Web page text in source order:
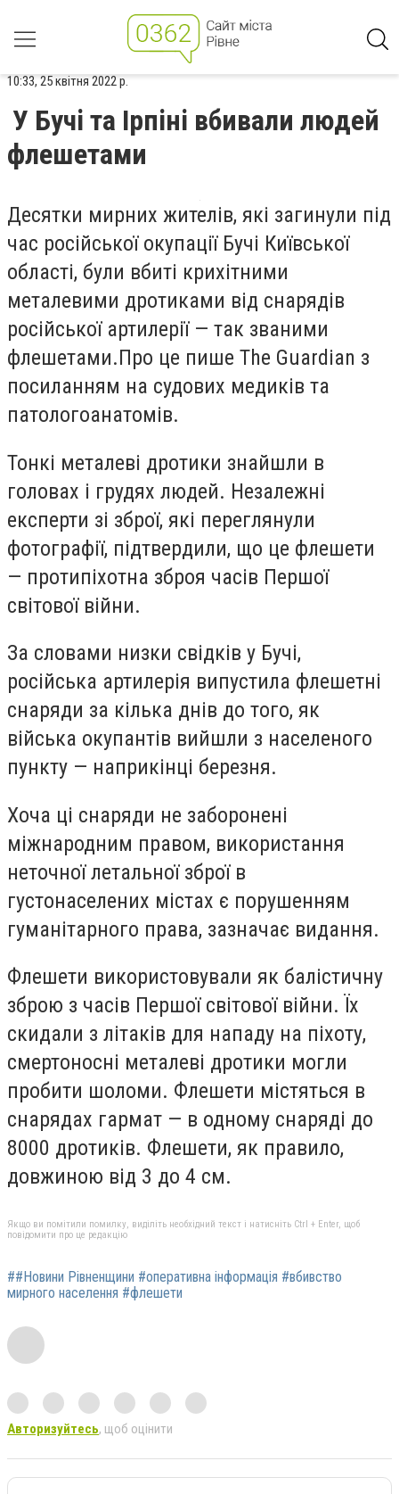
10:33, 25 квітня 2022 р.
У Бучі та Ірпіні вбивали людей
флешетами
Десятки мирних жителів, які загинули під
час російської окупації Бучі Київської
області, були вбиті крихітними
металевими дротиками від снарядів
російської артилерії — так званими
флешетами.Про це пише The Guardian з
посиланням на судових медиків та
патологоанатомів.
Тонкі металеві дротики знайшли в
головах і грудях людей. Незалежні
експерти зі зброї, які переглянули
фотографії, підтвердили, що це флешети
— протипіхотна зброя часів Першої
світової війни.
За словами низки свідків у Бучі,
російська артилерія випустила флешетні
снаряди за кілька днів до того, як
війська окупантів вийшли з населеного
пункту — наприкінці березня.
Хоча ці снаряди не заборонені
міжнародним правом, використання
неточної летальної зброї в
густонаселених містах є порушенням
гуманітарного права, зазначає видання.
Флешети використовували як балістичну
зброю з часів Першої світової війни. Їх
скидали з літаків для нападу на піхоту,
смертоносні металеві дротики могли
пробити шоломи. Флешети містяться в
снарядах гармат — в одному снаряді до
8000 дротиків. Флешети, як правило,
довжиною від 3 до 4 см.
Якщо ви помітили помилку, виділіть необхідний текст і натисніть Ctrl + Enter, щоб
повідомити про це редакцію
##Новини Рівненщини #оперативна інформація #вбивство
мирного населення #флешети
Авторизуйтесь, щоб оцінити